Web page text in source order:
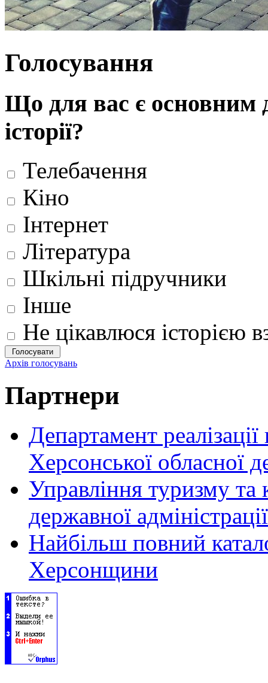
Голосування
Що для вас є основним
історії?
Телебачення
Кіно
Інтернет
Література
Шкільні підручники
Інше
Не цікавлюся історією
Архів голосувань
Партнери
Департамент
Херсонської обласної
Управління туризму та
державної адміністрації
Найбільш повний
Херсонщини